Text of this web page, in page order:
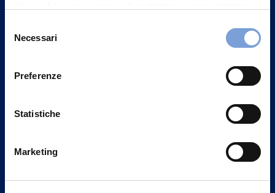
può trovare nel footer del sito nella sezione "Informativa
delNecessari
Preferenze
Statistiche
Marketing